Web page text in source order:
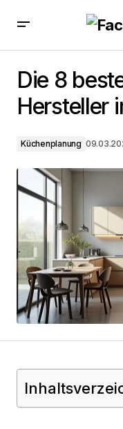
Die 8
Hersteller
Küchenplanung